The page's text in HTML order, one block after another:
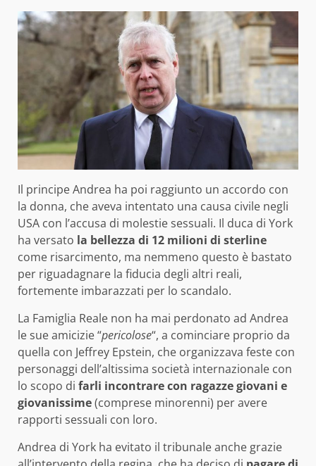
Il principe Andrea ha poi raggiunto un accordo con
la donna, che aveva intentato una causa civile negli
USA con l’accusa di molestie sessuali. Il duca di York
ha versato la bellezza di 12 milioni di sterline
come risarcimento, ma nemmeno questo è bastato
per riguadagnare la fiducia degli altri reali,
fortemente imbarazzati per lo scandalo.
La Famiglia Reale non ha mai perdonato ad Andrea
le sue amicizie “pericolose“, a cominciare proprio da
quella con Jeffrey Epstein, che organizzava feste con
personaggi dell’altissima società internazionale con
lo scopo di farli incontrare con ragazze giovani e
giovanissime(comprese minorenni) per avere
rapporti sessuali con loro.
Andrea di York ha evitato il tribunale anche grazie